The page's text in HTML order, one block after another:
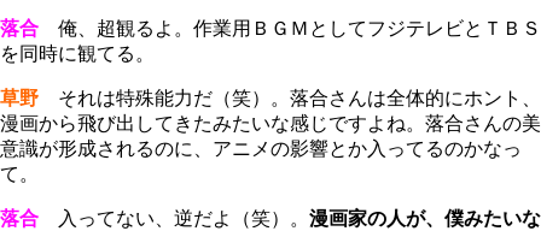
落合 俺、超観るよ。作業用ＢＧＭとしてフジテレビとＴＢＳ
を同時に観てる。
草野 それは特殊能力だ（笑）。落合さんは全体的にホント、
漫画から飛び出してきたみたいな感じですよね。落合さんの美
意識が形成されるのに、アニメの影響とか入ってるのかなっ
て。
落合 入ってない、逆だよ（笑）。 漫画家の人が、僕みたいな